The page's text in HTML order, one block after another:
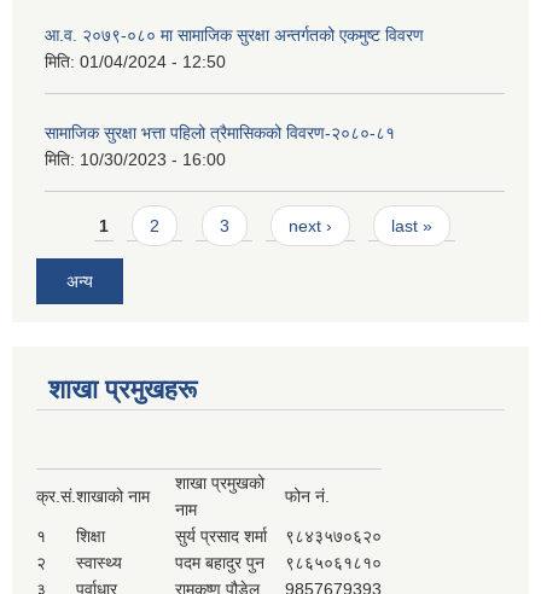
आ.व. २०७९-०८० मा सामाजिक सुरक्षा अन्तर्गतको एकमुष्ट विवरण
मिति: 01/04/2024 - 12:50
सामाजिक सुरक्षा भत्ता पहिलो त्रैमासिकको विवरण-२०८०-८१
मिति: 10/30/2023 - 16:00
Pages
1 2 3 next › last »
अन्य
शाखा प्रमुखहरू
क्र.सं.शाखाको नाम
शाखा प्रमुखको
नाम
फोन नं.
१ शिक्षा सुर्य प्रसाद शर्मा
९८४३५७०६२०
२
स्वास्थ्य पदम बहादुर पुन
९८६५०६१८१०
३
पूर्वाधार रामकृष्ण पौडेल
9857679393